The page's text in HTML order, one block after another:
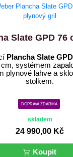
Slate GPD 76
Plancha Slate
cm, systémem
plynové lahve a
stolkem.
DOPRAVA ZDARMA
skladem
24 990,00 Kč
Koupit